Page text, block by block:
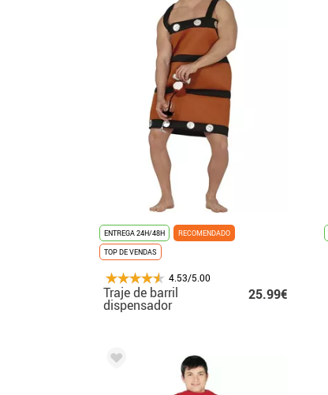
ENTREGA 24H/48H
RECOMENDADO
TOP DE VENDAS
4.53/5.00
Traje de barril
dispensador
masculino
25.99€